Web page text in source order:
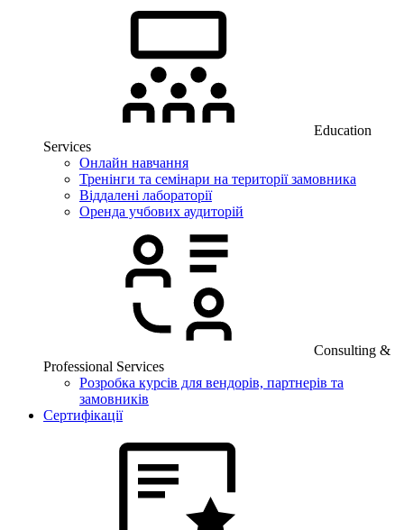
Education
Services
Онлайн навчання
Тренінги та семінари на території замовника
Віддалені лабораторії
Оренда учбових аудиторій
Consulting &
Professional Services
Розробка курсів для вендорів, партнерів та
замовників
Сертифікації